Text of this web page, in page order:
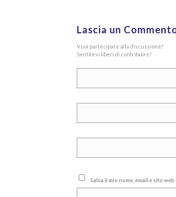
Lascia un
Vuoi partecipare alla discussione?
Sentitevi liberi di contribuire!
Salva il mio nome, email e sito